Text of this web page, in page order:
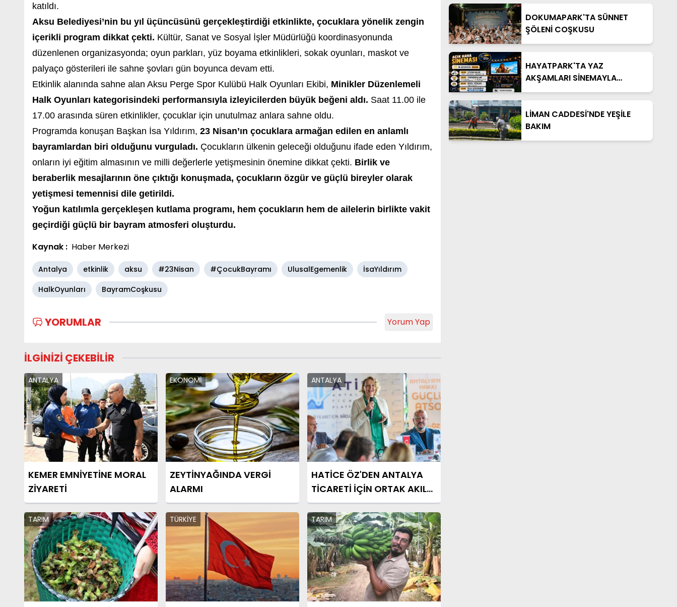
katıldı.
Aksu Belediyesi’nin bu yıl üçüncüsünü gerçekleştirdiği etkinlikte, çocuklara yönelik zengin
içerikli program dikkat çekti. Kültür, Sanat ve Sosyal İşler Müdürlüğü koordinasyonunda
düzenlenen organizasyonda; oyun parkları, yüz boyama etkinlikleri, sokak oyunları, maskot ve
palyaço gösterileri ile sahne şovları gün boyunca devam etti.
Etkinlik alanında sahne alan Aksu Perge Spor Kulübü Halk Oyunları Ekibi, Minikler Düzenlemeli
Halk Oyunları kategorisindeki performansıyla izleyicilerden büyük beğeni aldı. Saat 11.00 ile
17.00 arasında süren etkinlikler, çocuklar için unutulmaz anlara sahne oldu.
Programda konuşan Başkan İsa Yıldırım, 23 Nisan’ın çocuklara armağan edilen en anlamlı
bayramlardan biri olduğunu vurguladı. Çocukların ülkenin geleceği olduğunu ifade eden Yıldırım,
onların iyi eğitim almasının ve milli değerlerle yetişmesinin önemine dikkat çekti. Birlik ve
beraberlik mesajlarının öne çıktığı konuşmada, çocukların özgür ve güçlü bireyler olarak
yetişmesi temennisi dile getirildi.
Yoğun katılımla gerçekleşen kutlama programı, hem çocukların hem de ailelerin birlikte vakit
geçirdiği güçlü bir bayram atmosferi oluşturdu.
Kaynak : Haber Merkezi
Antalya etkinlik aksu #23Nisan #ÇocukBayramı UlusalEgemenlik
İsaYıldırım
HalkOyunları
BayramCoşkusu
YORUMLAR Yorum Yap
İLGİNİZİ ÇEKEBİLİR
ANTALYA
KEMER EMNİYETİNE MORAL
ZİYARETİ
EKONOMİ
ZEYTİNYAĞINDA VERGİ
ALARMI
ANTALYA
HATİCE ÖZ'DEN ANTALYA
TİCARETİ İÇİN ORTAK AKIL
MESAJI
TARIM TÜRKİYE TARIM
DOKUMAPARK'TA SÜNNET
ŞÖLENİ COŞKUSU
HAYATPARK'TA YAZ
AKŞAMLARI SİNEMAYLA
RENKLENECEK
LİMAN CADDESİ'NDE YEŞİLE
BAKIM